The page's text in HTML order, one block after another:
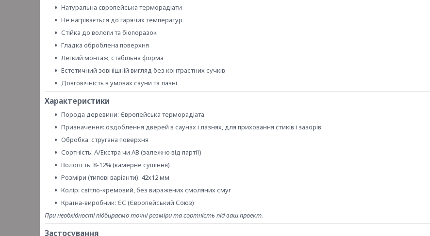
Натуральна європейська терморадіати
Не нагрівається до гарячих температур
Стійка до вологи та біопоразок
Гладка оброблена поверхня
Легкий монтаж, стабільна форма
Естетичний зовнішній вигляд без контрастних сучків
Довговічність в умовах сауни та лазні
Характеристики
Порода деревини: Європейська терморадіата
Призначення: оздоблення дверей в саунах і лазнях, для приховання стиків і зазорів
Обробка: стругана поверхня
Сортність: А/Екстра чи АВ (залежно від партії)
Вологість: 8-12% (камерне сушіння)
Розміри (типові варіанти): 42х12 мм
Колір: світло-кремовий, без виражених смоляних смуг
Країна-виробник: ЄС (Європейський Союз)
При необхідності підбираємо точні розміри та сортність під ваш проект.
Застосування